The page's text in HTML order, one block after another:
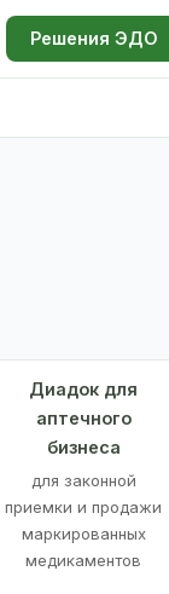
Решения ЭДО
Диадок для
аптечного
бизнеса
для законной
приемки и продажи
маркированных
медикаментов